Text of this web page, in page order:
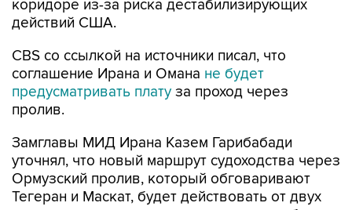
CBS со ссылкой на источники писал, что
предусматривать платуза проход через
пролив.
Замглавы МИД Ирана Казем Гарибабади
Ормузский пролив, который обговаривают
Тегеран и Маскат, будет действовать от двух
до четырех месяцев или, если это потребуется,
дольше.